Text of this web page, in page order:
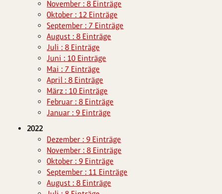
November : 8 Einträge
Oktober : 12 Einträge
September : 7 Einträge
August : 8 Einträge
Juli : 8 Einträge
Juni : 10 Einträge
Mai : 7 Einträge
April : 8 Einträge
März : 10 Einträge
Februar : 8 Einträge
Januar : 9 Einträge
2022
Dezember : 9 Einträge
November : 8 Einträge
Oktober : 9 Einträge
September : 11 Einträge
August : 8 Einträge